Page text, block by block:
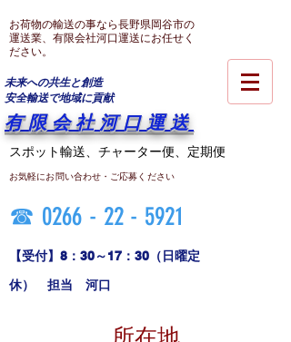
お荷物の輸送の事なら長野県岡谷市の
運送業、有限会社河口運送にお任せく
ださい。
未来への共生と創造
​安全輸送で地域に貢献
​有限会社河口運送
​スポット輸送、チャーター便、定期便
​お気軽にお問い合わせ・ご応募ください
☎​ 0266 - 22 - 5921
​【受付】8：30～17：30（日曜定
休） 担当 河口